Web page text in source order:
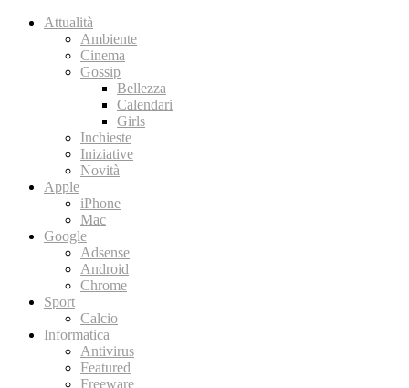
Attualità
Ambiente
Cinema
Gossip
Bellezza
Calendari
Girls
Inchieste
Iniziative
Novità
Apple
iPhone
Mac
Google
Adsense
Android
Chrome
Sport
Calcio
Informatica
Antivirus
Featured
Freeware